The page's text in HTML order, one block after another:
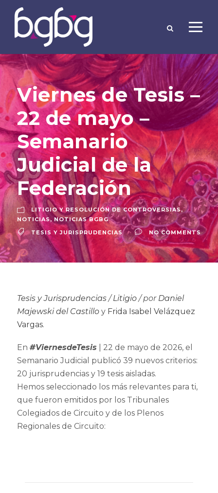
Viernes de Tesis –
22 de mayo –
Semanario
Judicial de la
Federación
LITIGIO Y RESOLUCIÓN DE CONTROVERSIAS,
NOTICIAS, NOTICIAS BGBG
TESIS Y JURISPRUDENCIAS
NO COMMENTS
Tesis y Jurisprudencias /Litigio / por Daniel
Majewski del Castillo y Frida Isabel Velázquez
Vargas.
En #ViernesdeTesis | 22 de mayo de 2026, el
Semanario Judicial publicó 39 nuevos criterios:
20 jurisprudencias y 19 tesis aisladas.
Hemos seleccionado los más relevantes para ti,
que fueron emitidos por los Tribunales
Colegiados de Circuito y de los Plenos
Regionales de Circuito: